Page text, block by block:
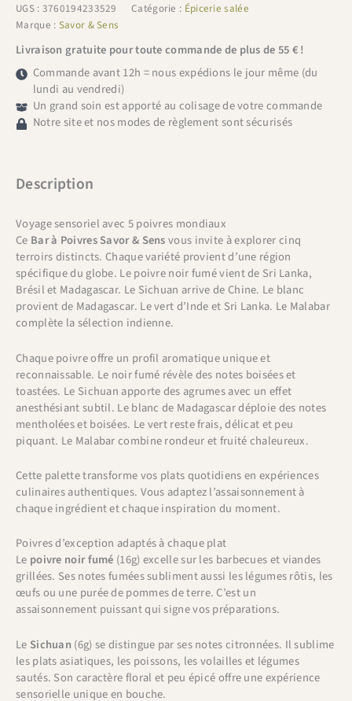
UGS : 3760194233529 Catégorie : Épicerie salée
Marque : Savor & Sens
Livraison gratuite pour toute commande de plus de 55 € !
Commande avant 12h = nous expédions le jour même (du
lundi au vendredi)
Un grand soin est apporté au colisage de votre commande
Notre site et nos modes de règlement sont sécurisés
Description
Voyage sensoriel avec 5 poivres mondiaux
Ce Bar à Poivres Savor & Sensvous invite à explorer cinq
terroirs distincts. Chaque variété provient d’une région
spécifique du globe. Le poivre noir fumé vient de Sri Lanka,
Brésil et Madagascar. Le Sichuan arrive de Chine. Le blanc
provient de Madagascar. Le vert d’Inde et Sri Lanka. Le Malabar
complète la sélection indienne.
Chaque poivre offre un profil aromatique unique et
reconnaissable. Le noir fumé révèle des notes boisées et
toastées. Le Sichuan apporte des agrumes avec un effet
anesthésiant subtil. Le blanc de Madagascar déploie des notes
mentholées et boisées. Le vert reste frais, délicat et peu
piquant. Le Malabar combine rondeur et fruité chaleureux.
Cette palette transforme vos plats quotidiens en expériences
culinaires authentiques. Vous adaptez l’assaisonnement à
chaque ingrédient et chaque inspiration du moment.
Poivres d’exception adaptés à chaque plat
Le poivre noir fumé (16g) excelle sur les barbecues et viandes
grillées. Ses notes fumées subliment aussi les légumes rôtis, les
œufs ou une purée de pommes de terre. C’est un
assaisonnement puissant qui signe vos préparations.
Le Sichuan (6g) se distingue par ses notes citronnées. Il sublime
les plats asiatiques, les poissons, les volailles et légumes
sautés. Son caractère floral et peu épicé offre une expérience
sensorielle unique en bouche.